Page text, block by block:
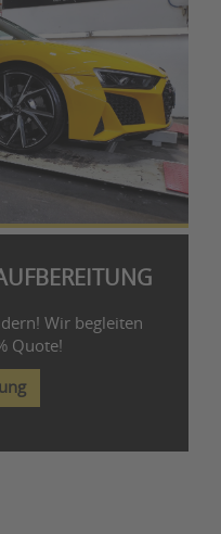
Wir begleiten
Quote!